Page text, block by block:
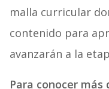
malla curricular
contenido para
avanzarán a la
Para conocer